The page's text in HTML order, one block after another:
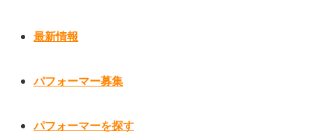
最新情報
パフォーマー募集
パフォーマーを探す